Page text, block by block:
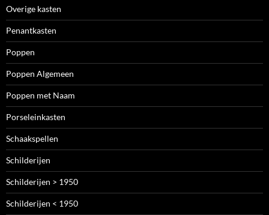
Overige kasten
Penantkasten
Poppen
Poppen Algemeen
Poppen met Naam
Porseleinkasten
Schaakspellen
Schilderijen
Schilderijen > 1950
Schilderijen < 1950